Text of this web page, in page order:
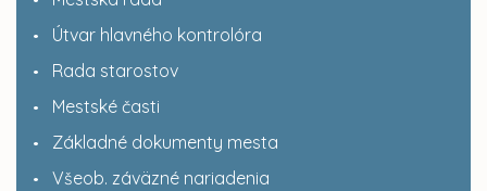
Útvar hlavného kontrolóra
Rada starostov
Mestské časti
Základné dokumenty mesta
Všeob. záväzné nariadenia